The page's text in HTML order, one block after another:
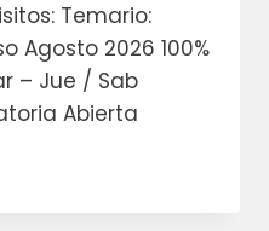
Temario:
Agosto 2026 100%
– Jue / Sab
Abierta